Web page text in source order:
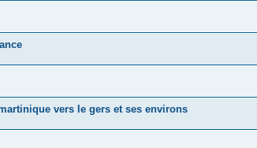
vers le gers et ses environs